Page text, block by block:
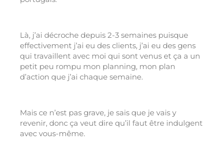
Là, j’ai décroche depuis 2-3 semaines puisque
effectivement j’ai eu des clients, j’ai eu des gens
qui travaillent avec moi qui sont venus et ça a un
petit peu rompu mon planning, mon plan
d’action que j’ai chaque semaine.
Mais ce n’est pas grave, je sais que je vais y
revenir, donc ça veut dire qu’il faut être indulgent
avec vous-même.